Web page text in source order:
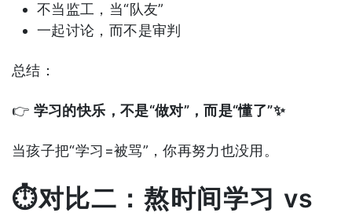
不当监工，当“队友”
一起讨论，而不是审判
总结：
👉 学习的快乐，不是“做对”，而是“懂了”✨
当孩子把“学习=被骂”，你再努力也没用。
⏱️对比二：熬时间学习 vs